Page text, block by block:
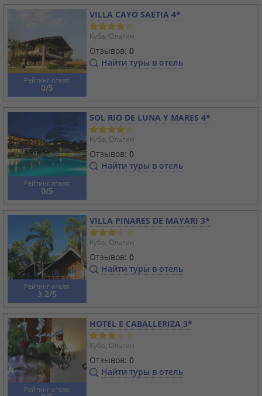
Рейтинг отеля:
0/5
VILLA CAYO SAETIA 4*
Куба, Ольгин
Отзывов: 0
Найти туры в отель
Рейтинг отеля:
0/5
SOL RIO DE LUNA Y MARES 4*
Куба, Ольгин
Отзывов: 0
Найти туры в отель
Рейтинг отеля:
3.2/5
VILLA PINARES DE MAYARI 3*
Куба, Ольгин
Отзывов: 0
Найти туры в отель
Рейтинг отеля:
HOTEL E CABALLERIZA 3*
Куба, Ольгин
Отзывов: 0
Найти туры в отель